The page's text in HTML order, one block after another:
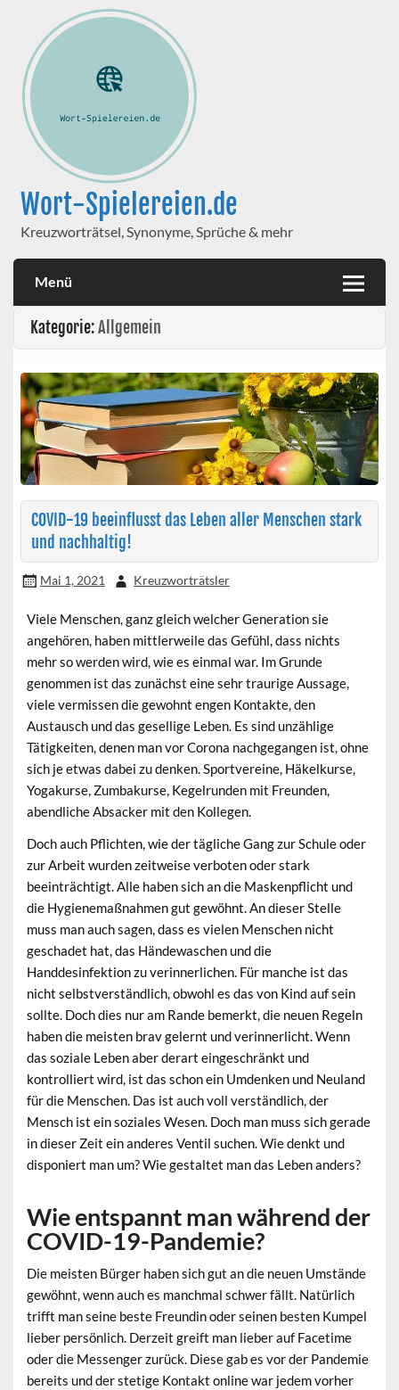
Wort-Spielereien.de
Kreuzworträtsel, Synonyme, Sprüche & mehr
Menü
Kategorie:Allgemein
COVID-19 beeinflusst das Leben aller Menschen stark
und nachhaltig!
Mai 1, 2021 Kreuzworträtsler
Viele Menschen, ganz gleich welcher Generation sie
angehören, haben mittlerweile das Gefühl, dass nichts
mehr so werden wird, wie es einmal war. Im Grunde
genommen ist das zunächst eine sehr traurige Aussage,
viele vermissen die gewohnt engen Kontakte, den
Austausch und das gesellige Leben. Es sind unzählige
Tätigkeiten, denen man vor Corona nachgegangen ist, ohne
sich je etwas dabei zu denken. Sportvereine, Häkelkurse,
Yogakurse, Zumbakurse, Kegelrunden mit Freunden,
abendliche Absacker mit den Kollegen.
Doch auch Pflichten, wie der tägliche Gang zur Schule oder
zur Arbeit wurden zeitweise verboten oder stark
beeinträchtigt. Alle haben sich an die Maskenpflicht und
die Hygienemaßnahmen gut gewöhnt. An dieser Stelle
muss man auch sagen, dass es vielen Menschen nicht
geschadet hat, das Händewaschen und die
Handdesinfektion zu verinnerlichen. Für manche ist das
nicht selbstverständlich, obwohl es das von Kind auf sein
sollte. Doch dies nur am Rande bemerkt, die neuen Regeln
haben die meisten brav gelernt und verinnerlicht. Wenn
das soziale Leben aber derart eingeschränkt und
kontrolliert wird, ist das schon ein Umdenken und Neuland
für die Menschen. Das ist auch voll verständlich, der
Mensch ist ein soziales Wesen. Doch man muss sich gerade
in dieser Zeit ein anderes Ventil suchen. Wie denkt und
disponiert man um? Wie gestaltet man das Leben anders?
Wie entspannt man während der
COVID-19-Pandemie?
Die meisten Bürger haben sich gut an die neuen Umstände
gewöhnt, wenn auch es manchmal schwer fällt. Natürlich
trifft man seine beste Freundin oder seinen besten Kumpel
lieber persönlich. Derzeit greift man lieber auf Facetime
oder die Messenger zurück. Diese gab es vor der Pandemie
bereits und der stetige Kontakt online war jedem vorher